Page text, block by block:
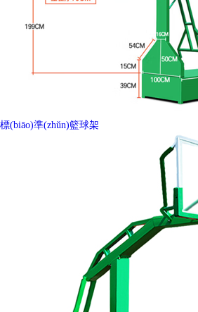
標(biāo)準(zhǔn)籃球架